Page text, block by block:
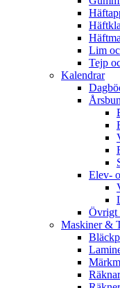
Lim
Tejp
Kalendrar
Elev-
Övrigt
Maskiner &